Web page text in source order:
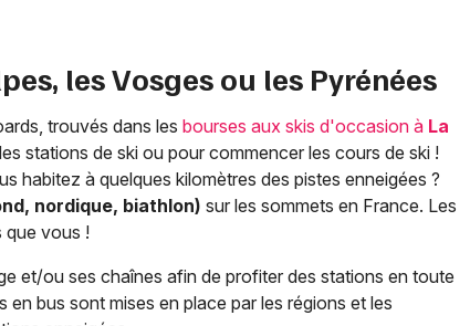
les Vosges ou les Pyrénées
trouvés dans les bourses aux skis d'occasion à La
stations de ski ou pour commencer les cours de ski !
habitez à quelques kilomètres des pistes enneigées ?
nordique, biathlon) sur les sommets en France. Les
que vous !
et/ou ses chaînes afin de profiter des stations en toute
bus sont mises en place par les régions et les